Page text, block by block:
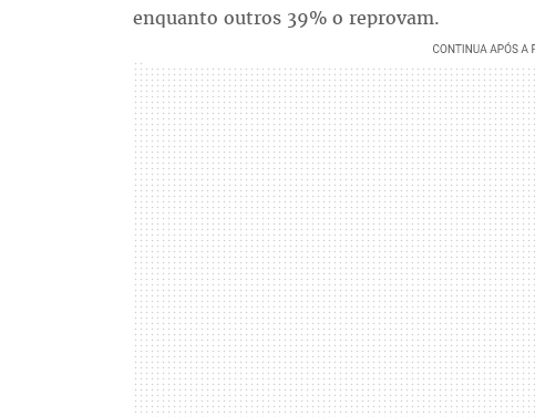
enquanto outros 39% o reprovam.